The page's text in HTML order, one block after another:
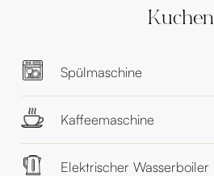
Kuchen
Spülmaschine
Kaffeemaschine
Elektrischer Wasserboiler